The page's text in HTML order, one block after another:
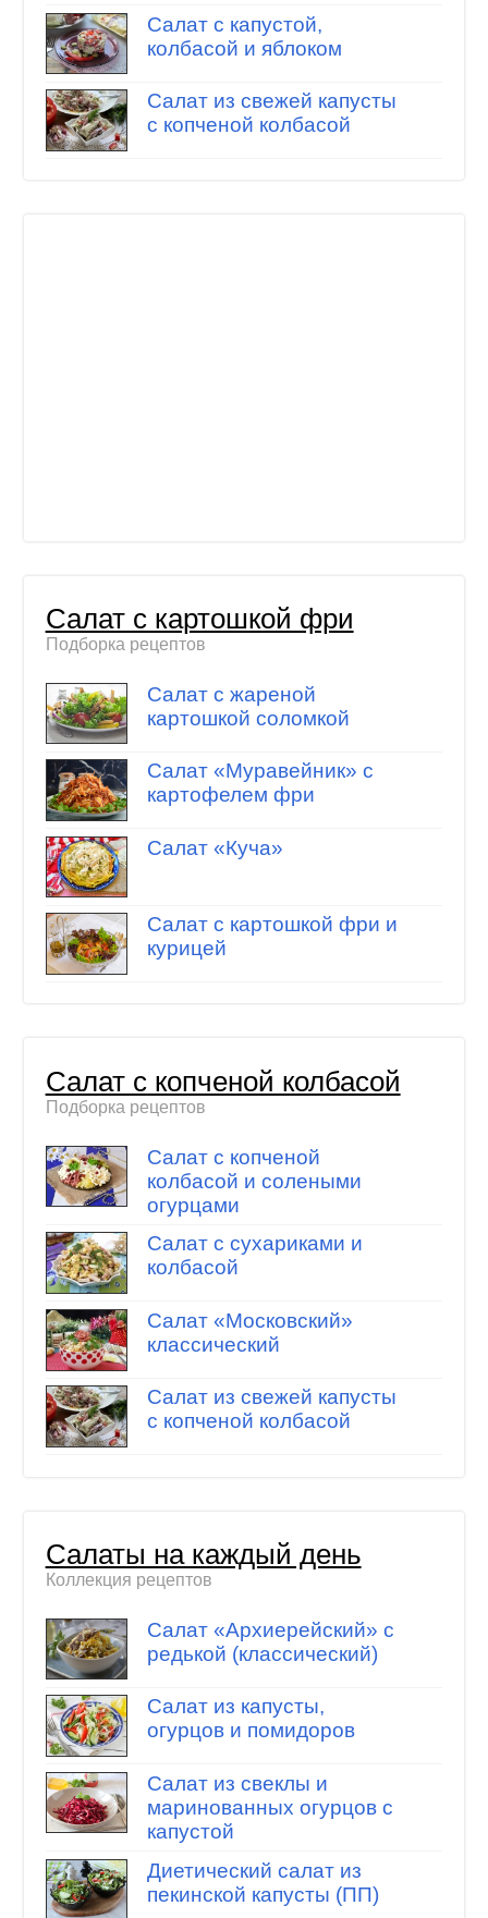
Салат с капустой,
колбасой и яблоком
Салат из свежей капусты
с копченой колбасой
Салат с картошкой фри
Подборка рецептов
Салат с жареной
картошкой соломкой
Салат «Муравейник» с
картофелем фри
Салат «Куча»
Салат с картошкой фри и
курицей
Салат с копченой колбасой
Подборка рецептов
Салат с копченой
колбасой и солеными
огурцами
Салат с сухариками и
колбасой
Салат «Московский»
классический
Салат из свежей капусты
с копченой колбасой
Салаты на каждый день
Коллекция рецептов
Салат «Архиерейский» с
редькой (классический)
Салат из капусты,
огурцов и помидоров
Салат из свеклы и
маринованных огурцов с
капустой
Диетический салат из
пекинской капусты (ПП)